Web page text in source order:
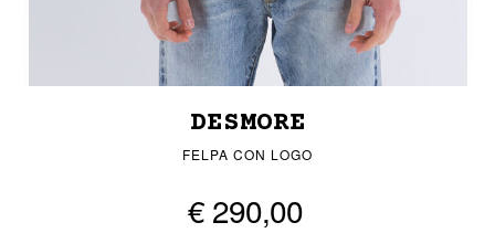
DESMORE
FELPA CON LOGO
€ 290,00